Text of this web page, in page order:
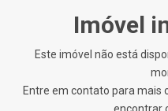
Imóvel
Este imóvel não está
Entre em contato para mais